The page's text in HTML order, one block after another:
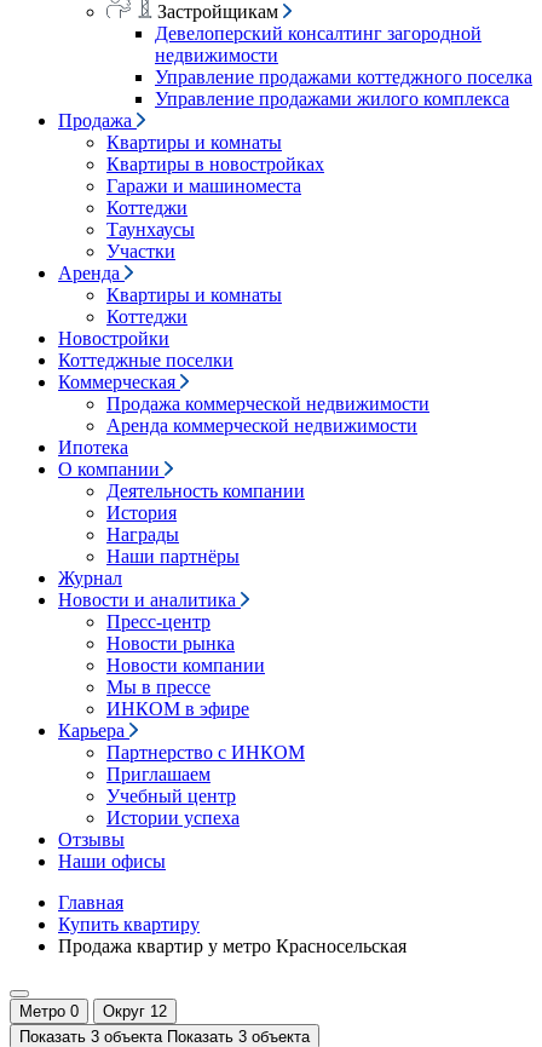
Застройщикам
Девелоперский консалтинг загородной
недвижимости
Управление продажами коттеджного поселка
Управление продажами жилого комплекса
Продажа
Квартиры и комнаты
Квартиры в новостройках
Гаражи и машиноместа
Коттеджи
Таунхаусы
Участки
Аренда
Квартиры и комнаты
Коттеджи
Новостройки
Коттеджные поселки
Коммерческая
Продажа коммерческой недвижимости
Аренда коммерческой недвижимости
Ипотека
О компании
Деятельность компании
История
Награды
Наши партнёры
Журнал
Новости и аналитика
Пресс-центр
Новости рынка
Новости компании
Мы в прессе
ИНКОМ в эфире
Карьера
Партнерство с ИНКОМ
Приглашаем
Учебный центр
Истории успеха
Отзывы
Наши офисы
Главная
Купить квартиру
Продажа квартир у метро Красносельская
Метро 0 Округ 12
Показать 3 объекта Показать 3 объекта